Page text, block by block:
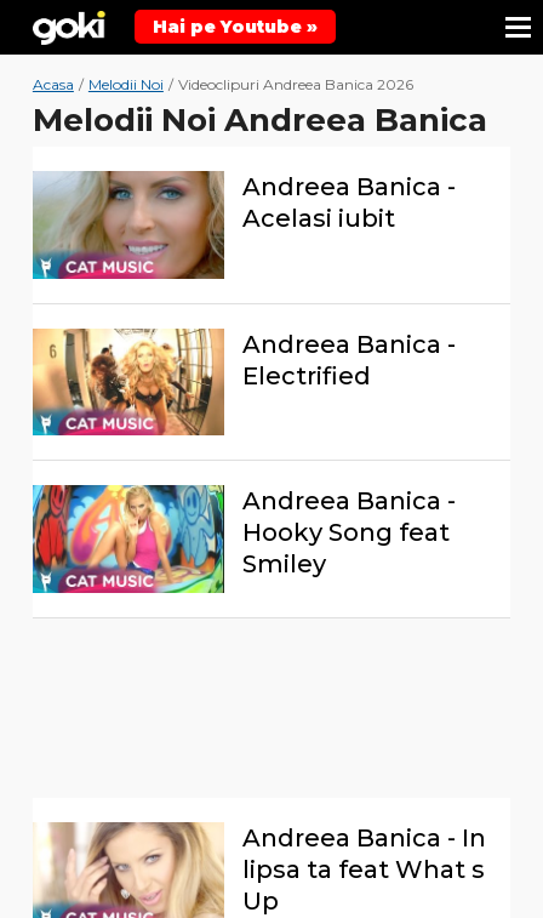
Hai pe Youtube »
Acasa / Melodii Noi / Videoclipuri Andreea Banica 2026
Melodii Noi Andreea Banica
Andreea Banica -
Acelasi iubit
Andreea Banica -
Electrified
Andreea Banica -
Hooky Song feat
Smiley
Andreea Banica - In
lipsa ta feat What s
Up